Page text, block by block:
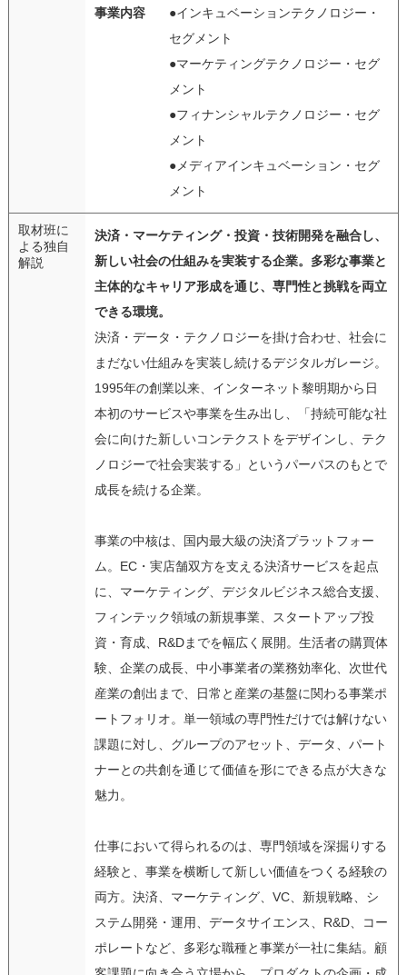
事業内容
●インキュベーションテクノロジー・
セグメント
●マーケティングテクノロジー・セグ
メント
●フィナンシャルテクノロジー・セグ
メント
●メディアインキュベーション・セグ
メント
取材班に
よる独自
解説
決済・マーケティング・投資・技術開発を融合し、
新しい社会の仕組みを実装する企業。多彩な事業と
主体的なキャリア形成を通じ、専門性と挑戦を両立
できる環境。
決済・データ・テクノロジーを掛け合わせ、社会に
まだない仕組みを実装し続けるデジタルガレージ。
1995年の創業以来、インターネット黎明期から日
本初のサービスや事業を生み出し、「持続可能な社
会に向けた新しいコンテクストをデザインし、テク
ノロジーで社会実装する」というパーパスのもとで
成長を続ける企業。
事業の中核は、国内最大級の決済プラットフォー
ム。EC・実店舗双方を支える決済サービスを起点
に、マーケティング、デジタルビジネス総合支援、
フィンテック領域の新規事業、スタートアップ投
資・育成、R&Dまでを幅広く展開。生活者の購買体
験、企業の成長、中小事業者の業務効率化、次世代
産業の創出まで、日常と産業の基盤に関わる事業ポ
ートフォリオ。単一領域の専門性だけでは解けない
課題に対し、グループのアセット、データ、パート
ナーとの共創を通じて価値を形にできる点が大きな
魅力。
仕事において得られるのは、専門領域を深掘りする
経験と、事業を横断して新しい価値をつくる経験の
両方。決済、マーケティング、VC、新規戦略、シ
ステム開発・運用、データサイエンス、R&D、コー
ポレートなど、多彩な職種と事業が一社に集結。顧